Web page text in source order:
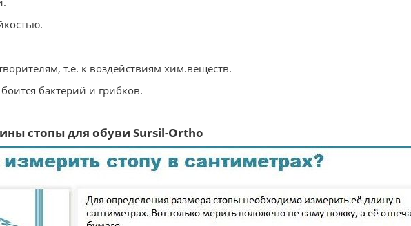
т.е. к воздействиям хим.веществ.
бактерий и грибков.
стопы для обуви Sursil-Ortho